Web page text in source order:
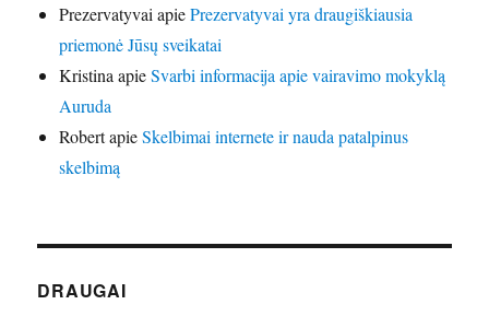
Prezervatyvai apiePrezervatyvai yra draugiškiausia
priemonė Jūsų sveikatai
Kristina apieSvarbi informacija apie vairavimo mokyklą
Auruda
RobertapieSkelbimai internete ir nauda patalpinus
skelbimą
DRAUGAI